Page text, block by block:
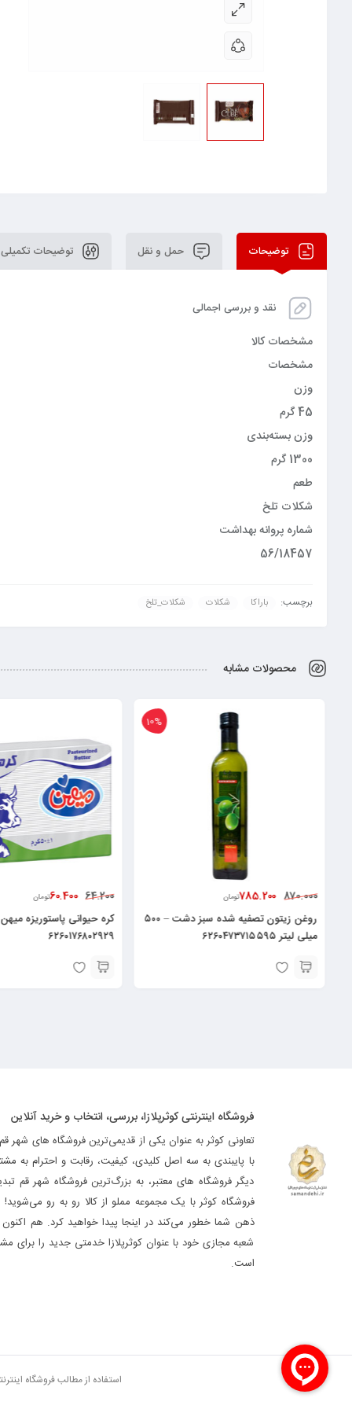
توضیحات حمل و نقل توضیحات تکمیلی
نقد و بررسی اجمالی
مشخصات کالا
مشخصات
وزن
45 گرم
وزن بسته‌بندی
1300 گرم
طعم
شکلات تلخ
شماره پروانه بهداشت
56/18457
برچسب: باراکا شکلات شکلات_تلخ
محصولات مشابه
10%
870.000
785.200تومان
روغن زیتون تصفیه شده سبز دشت – ۵۰۰
میلی لیتر ۶۲۶۰۴۷۳۷۱۵۵۹۵
64.200
60.400تومان
۶۲۶۰۱۷۶۸۰۲۹۲۹
فروشگاه اینترنتی کوثرپلازا، بررسی، انتخاب و خرید آنلاین
تعاونی کوثر به عنوان یکی از قدیمی‌ترین فروشگاه های شهر
با پایبندی به سه اصل کلیدی، کیفیت، رقابت و احترام به
دیگر فروشگاه های معتبر، به بزرگ‌ترین فروشگاه شهر قم
فروشگاه کوثر با یک مجموعه مملو از کالا رو به رو می‌شوید!
ذهن شما خطور می‌کند در اینجا پیدا خواهید کرد. هم اکنون
شعبه مجازی خود با عنوان کوثرپلازا خدمتی جدید را برای
است.
استفاده از مطالب فروشگاه